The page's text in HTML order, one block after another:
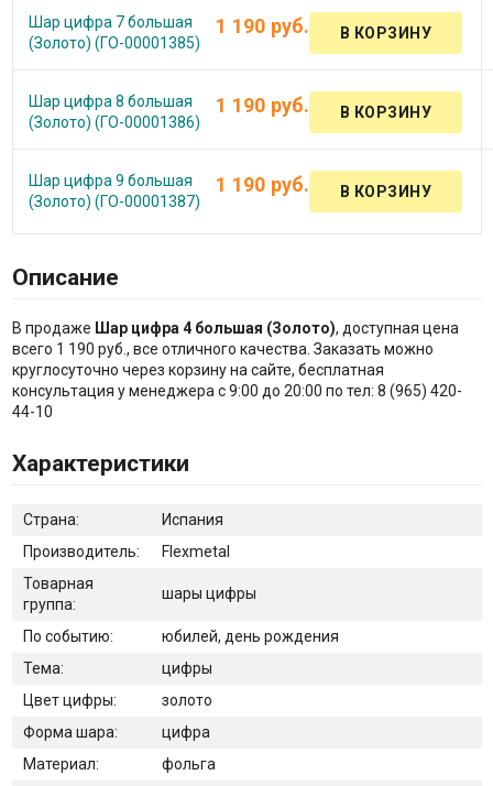
Шар цифра 7 большая
(Золото) (ГО-00001385)
1 190 руб.
Шар цифра 8 большая
(Золото) (ГО-00001386)
1 190 руб.
Шар цифра 9 большая
(Золото) (ГО-00001387)
1 190 руб.
Описание
В продаже Шар цифра 4 большая (Золото), доступная цена
всего 1 190 руб., все отличного качества. Заказать можно
круглосуточно через корзину на сайте, бесплатная
консультация у менеджера с 9:00 до 20:00 по тел: 8 (965) 420-
44-10
Характеристики
Страна:
Испания
Производитель:
Flexmetal
Товарная
группа:
шары цифры
По событию:
юбилей, день рождения
Тема:
цифры
Цвет цифры:
золото
Форма шара:
цифра
Материал:
фольга